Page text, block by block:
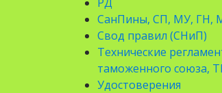
СанПины, СП, МУ, ГН,
Свод правил (СНиП)
Технические
таможенного союза,
Удостоверения